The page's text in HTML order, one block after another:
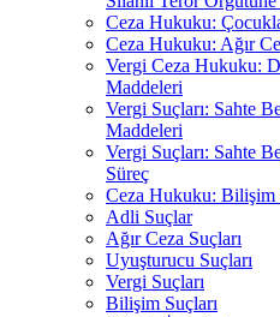
Ceza Hukuku:
Ceza Hukuku: Ağır
Vergi Ceza Hukuku:
Maddeleri
Vergi Suçları: Sahte
Maddeleri
Vergi Suçları: Sahte
Süreç
Ceza Hukuku: Bilişim
Adli Suçlar
Ağır Ceza Suçları
Uyuşturucu Suçları
Vergi Suçları
Bilişim Suçları